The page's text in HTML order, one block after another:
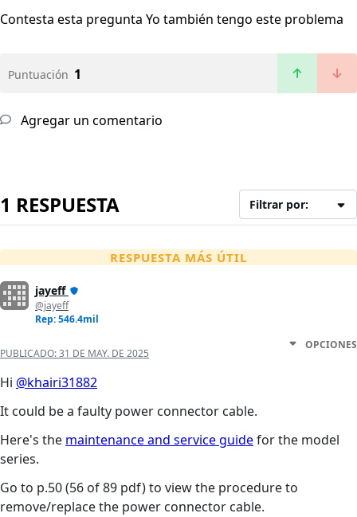
Contesta esta pregunta Yo también tengo este problema
Puntuación 1
Agregar un comentario
1 RESPUESTA Filtrar por:
RESPUESTA MÁS ÚTIL
jayeff
@jayeff
Rep: 546.4mil
PUBLICADO:31 DE MAY. DE 2025
OPCIONES
Hi @khairi31882
It could be a faulty power connector cable.
Here's the maintenance and service guidefor the model
series.
Go to p.50 (56 of 89 pdf) to view the procedure to
remove/replace the power connector cable.